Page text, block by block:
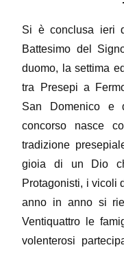
Si è conclusa ieri
Battesimo del
duomo, la settima
tra Presepi a
San Domenico e
concorso nasce
tradizione
gioia di un Dio
Protagonisti, i vicoli
anno in anno si
Ventiquattro le
volenterosi